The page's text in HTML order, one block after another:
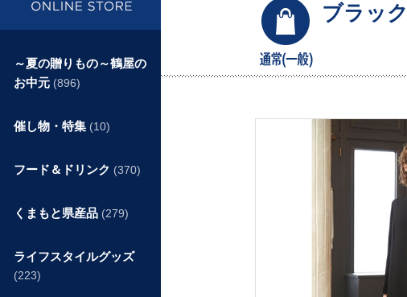
ブラッ
～夏の贈りもの～鶴屋の
お中元 (896)
催し物・特集 (10)
フード＆ドリンク (370)
くまもと県産品 (279)
ライフスタイルグッズ
(223)